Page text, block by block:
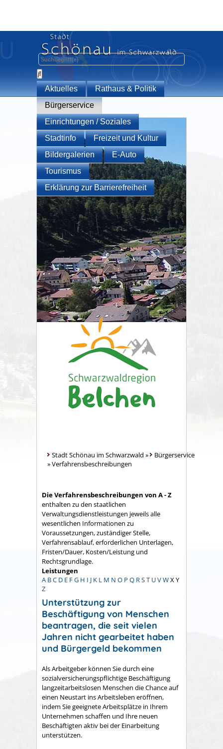
Aktuelles
Rathaus & Politik
Bürgerservice
Einrichtungen / Soziales
Stadtinfo
Freizeit und Kultur
Bildergalerien
E-Auto
Tourismus
Erklärung zur Barrierefreiheit
Stadt Schönau im Schwarzwald »
Bürgerservice
»Verfahrensbeschreibungen
Die Verfahrensbeschreibungen von A - Z
enthalten zu den staatlichen
Verwaltungsdienstleistungen jeweils alle
wesentlichen Informationen zu
Voraussetzungen, zuständiger Stelle,
Verfahrensablauf, erforderlichen Unterlagen,
Fristen/Dauer, Kosten/Leistung und
Rechtsgrundlage.
Leistungen
A BC D E FG H I J K L M N O P Q RST UVWX Y
Z
Unterstützung zur
Beschäftigung von Menschen
beantragen, die seit vielen
Jahren nicht gearbeitet haben
und Bürgergeld bekommen
Als Arbeitgeber können Sie durch eine
sozialversicherungspflichtige Beschäftigung
langzeitarbeitslosen Menschen die Chance auf
einen Neustart ins Arbeitsleben eröffnen,
indem Sie geeignete Arbeitsplätze in Ihrem
Unternehmen schaffen und Ihre neuen
Beschäftigten aktiv bei der Einarbeitung
unterstützen.